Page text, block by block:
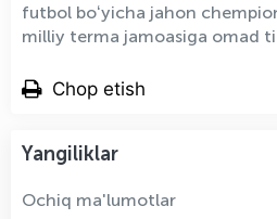
futbol boʻyicha jahon
milliy terma jamoasiga omad
Chop etish
Yangiliklar
Ochiq ma'lumotlar